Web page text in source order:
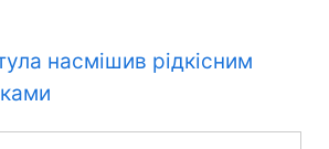
насмішив рідкісним